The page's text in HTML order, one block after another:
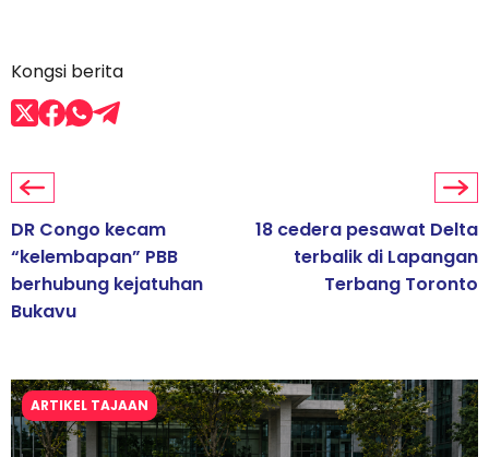
Kongsi berita
DR Congo kecam
“kelembapan” PBB
berhubung kejatuhan
Bukavu
18 cedera pesawat Delta
terbalik di Lapangan
Terbang Toronto
ARTIKEL TAJAAN